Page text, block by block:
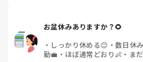
お盆休みありますか？🌻
・ しっかり休める😊 ・ 数日休
勤💼 ・ ほぼ通常どおり👶 ・ ま